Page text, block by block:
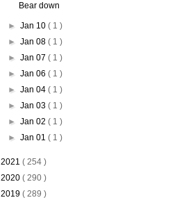
Bear down
►Jan 10( 1 )
►Jan 08( 1 )
►Jan 07( 1 )
►Jan 06( 1 )
►Jan 04( 1 )
►Jan 03( 1 )
►Jan 02( 1 )
►Jan 01( 1 )
2021 ( 254 )
2020 ( 290 )
2019 ( 289 )